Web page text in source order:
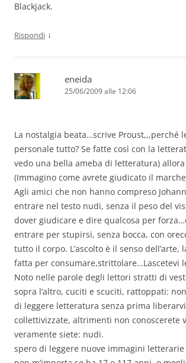
Blackjack.
Rispondi ↓
eneida
25/06/2009 alle 12:06
La nostalgia beata…scrive Proust,,,perché
personale tutto? Se fatte così con la
vedo una bella ameba di letteratura)
(Immagino come avrete giudicato il
Agli amici che non hanno compreso
entrare nel testo nudi, senza il peso del
dover giudicare e dire qualcosa per
entrare per stupirsi, senza bocca, con
tutto il corpo. L’ascolto è il senso dell’arte,
fatta per consumare,strittolare…Lascetevi
Noto nelle parole degli lettori stratti di
sopra l’altro, cuciti e scuciti, rattoppati:
di leggere letteratura senza prima
collettivizzate, altrimenti non conoscerete
veramente siete: nudi.
spero di leggere nuove immagini letterarie